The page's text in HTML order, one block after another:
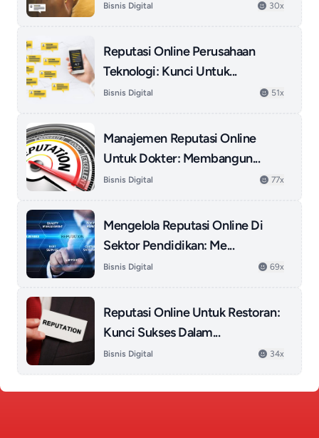
Bisnis Digital 30x
Reputasi Online Perusahaan
Teknologi: Kunci Untuk...
Bisnis Digital 51x
Manajemen Reputasi Online
Untuk Dokter: Membangun...
Bisnis Digital 77x
Mengelola Reputasi Online Di
Sektor Pendidikan: Me...
Bisnis Digital 69x
Reputasi Online Untuk Restoran:
Kunci Sukses Dalam...
Bisnis Digital 34x